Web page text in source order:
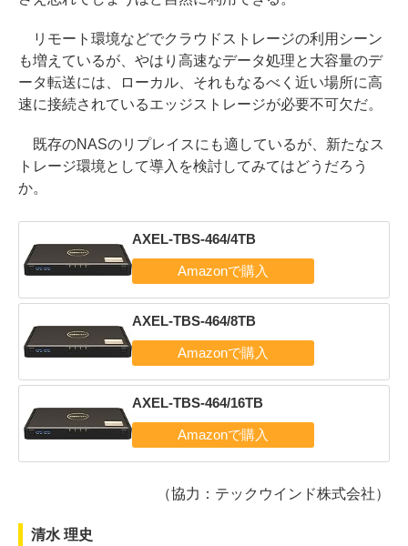
リモート環境などでクラウドストレージの利用シーン
も増えているが、やはり高速なデータ処理と大容量のデ
ータ転送には、ローカル、それもなるべく近い場所に高
速に接続されているエッジストレージが必要不可欠だ。
既存のNASのリプレイスにも適しているが、新たなス
トレージ環境として導入を検討してみてはどうだろう
か。
AXEL-TBS-464/4TB
AXEL-TBS-464/8TB
AXEL-TBS-464/16TB
（協力：テックウインド株式会社）
清水 理史